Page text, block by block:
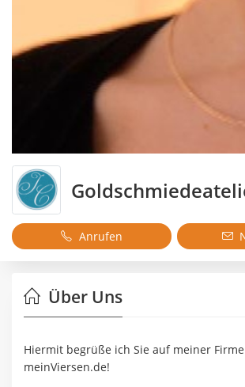
Anrufen
Über Uns
Hiermit begrüße ich Sie auf meiner
meinViersen.de!